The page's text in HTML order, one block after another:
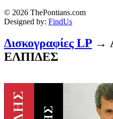
© 2026 ThePontians.com
Designed by: FindUs
Δισκογραφίες LP →
ΕΛΠΙΔΕΣ